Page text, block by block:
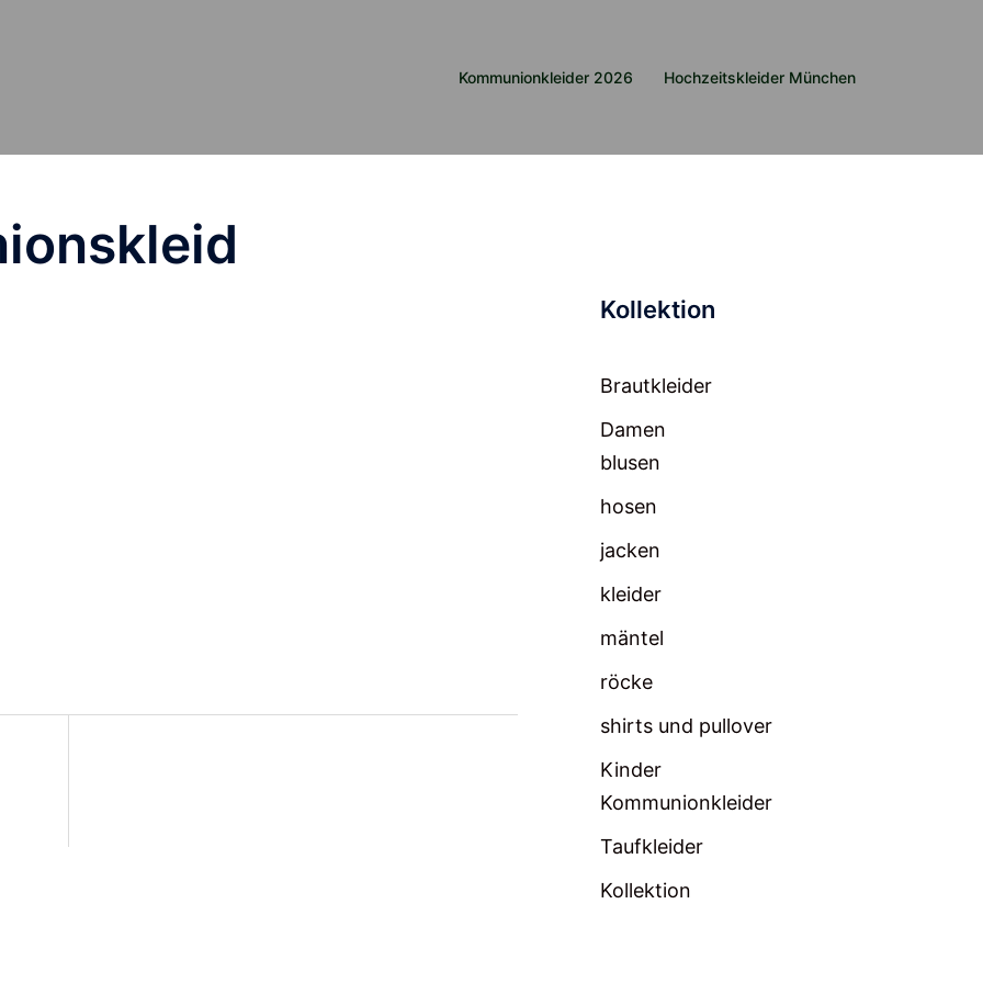
Kommunionkleider 2026 Hochzeitskleider München
Kollektion
Brautkleider
Damen
blusen
hosen
jacken
kleider
mäntel
röcke
shirts und pullover
Kinder
Kommunionkleider
Taufkleider
Kollektion